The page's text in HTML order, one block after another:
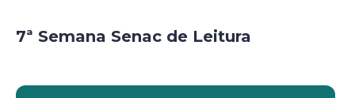
7ª Semana Senac de Leitura